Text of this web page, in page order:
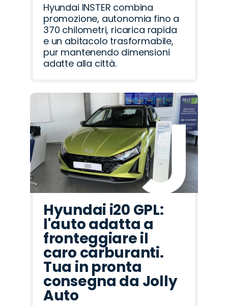
Hyundai INSTER combina
promozione, autonomia fino a
370 chilometri, ricarica rapida
e un abitacolo trasformabile,
pur mantenendo dimensioni
adatte alla città.
Hyundai i20 GPL:
l'auto adatta a
fronteggiare il
caro carburanti.
Tua in pronta
consegna da Jolly
Auto